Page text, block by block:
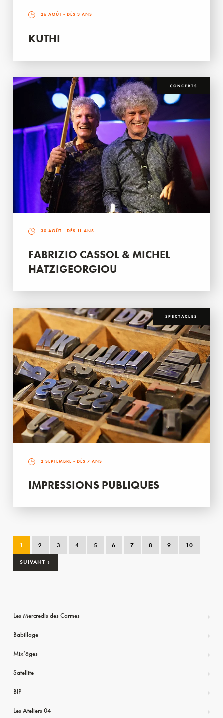
26 AOÛT - DÈS 3 ANS
KUTHI
CONCERTS
30 AOÛT - DÈS 11 ANS
FABRIZIO CASSOL & MICHEL
HATZIGEORGIOU
SPECTACLES
2 SEPTEMBRE - DÈS 7 ANS
IMPRESSIONS PUBLIQUES
1 2 3 4 5 6 7 8 9 10
SUIVANT ›
Les Mercredis des Carmes
Babillage
Mix’âges
Satellite
BIP
Les Ateliers 04